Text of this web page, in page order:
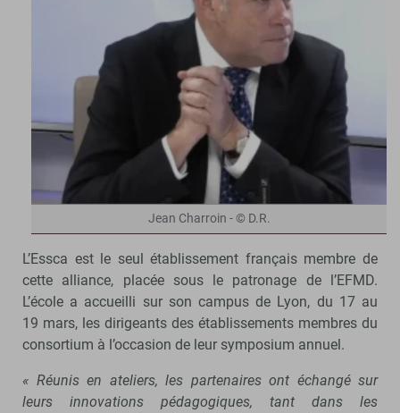
Jean Charroin - © D.R.
L’Essca est le seul établissement français membre de
cette alliance, placée sous le patronage de l’EFMD.
L’école a accueilli sur son campus de Lyon, du 17 au
19 mars, les dirigeants des établissements membres du
consortium à l’occasion de leur symposium annuel.
« Réunis en ateliers, les partenaires ont échangé sur
leurs innovations pédagogiques, tant dans les